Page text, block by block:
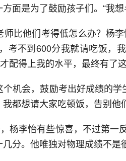
面是为了鼓励孩子们。“我
师比他们考得低怎么办？杨
考不到600分我就请吃饭，
配得上我的水平，最终有了
机会，鼓励考出好成绩的
都想请大家吃顿饭，告别他
杨李怡有些惊喜，不过第一
分。他唯独对物理成绩不是